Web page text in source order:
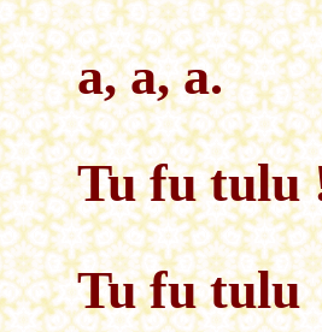
a, a, a.
Tu fu tulu
Tu fu tulu